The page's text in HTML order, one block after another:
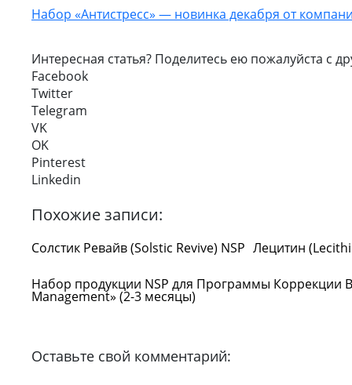
Набор «Антистресс» — новинка декабря от
Интересная статья? Поделитесь ею пожалуйста с
Facebook
Twitter
Telegram
VK
OK
Pinterest
Linkedin
Похожие записи:
Солстик Ревайв (Solstic Revive) NSP Лецитин
Набор продукции NSP для Программы Коррекции
Management» (2-3 месяцы)
Оставьте свой комментарий: